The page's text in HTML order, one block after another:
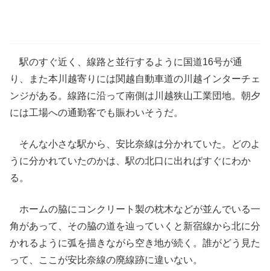
駅のすぐ近く、線路と並行するように国道16号が通
り、また本川越寄りには関越自動車道の川越インターチェ
ンジがある。線路に沿って南側は川越狭山工業団地。朝夕
には工場への通勤客でも賑わいそうだ。
そんな小さな駅から、安比奈線は分かれていた。どのよ
うに分かれていたのかは、駅の北口に出ればすぐにわか
る。
ホームの脇にコンクリート製の枕木などが並んでいる一
角があって、その脇の道を辿っていくと新宿線から北に分
かれるように弧を描きながら空き地が続く。誰がどう見た
って、ここが安比奈線の廃線跡に違いない。